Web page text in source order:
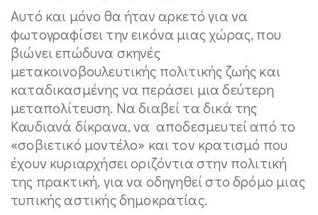
Αυτό και μόνο θα ήταν αρκετό για να
φωτογραφίσει την εικόνα μιας χώρας, που
βιώνει επώδυνα σκηνές
μετακοινοβουλευτικής πολιτικής ζωής και
καταδικασμένης να περάσει μια δεύτερη
μεταπολίτευση. Να διαβεί τα δικά της
Καυδιανά δίκρανα, να αποδεσμευτεί από το
«σοβιετικό μοντέλο» και τον κρατισμό που
έχουν κυριαρχήσει οριζόντια στην πολιτική
της πρακτική, για να οδηγηθεί στο δρόμο μιας
τυπικής αστικής δημοκρατίας.